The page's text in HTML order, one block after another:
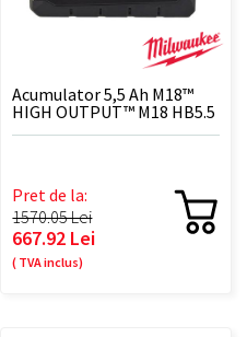
Acumulator 5,5 Ah M18™
HIGH OUTPUT™ M18 HB5.5
Pret de la:
1570.05 Lei
667.92 Lei
( TVA inclus)